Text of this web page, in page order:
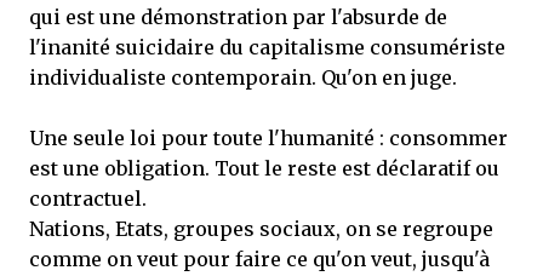
qui est une démonstration par l'absurde de
l'inanité suicidaire du capitalisme consumériste
individualiste contemporain. Qu'on en juge.
Une seule loi pour toute l'humanité : consommer
est une obligation. Tout le reste est déclaratif ou
contractuel.
Nations, Etats, groupes sociaux, on se regroupe
comme on veut pour faire ce qu'on veut, jusqu'à